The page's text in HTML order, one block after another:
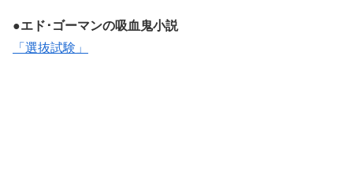
●エド･ゴーマンの吸血鬼小説
「選抜試験」